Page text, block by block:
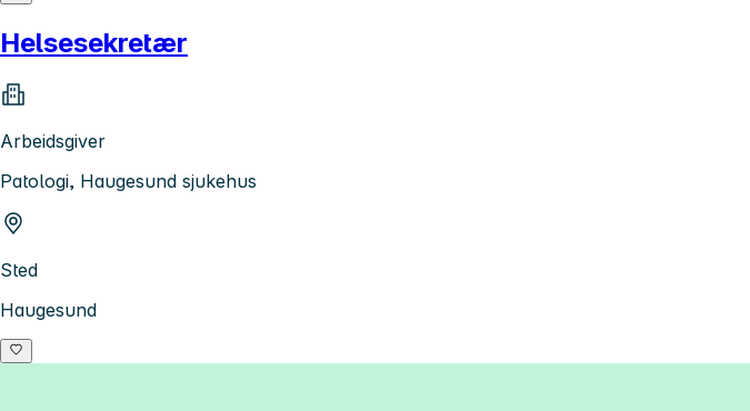
Helsesekretær
Arbeidsgiver
Patologi, Haugesund sjukehus
Sted
Haugesund